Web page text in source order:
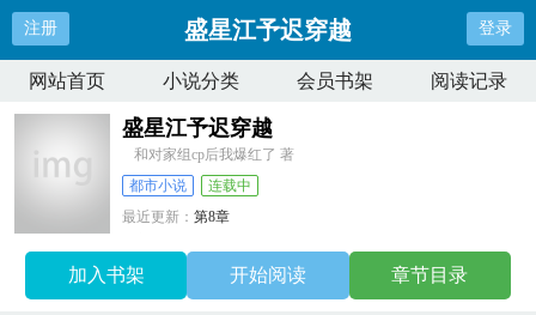
注册 盛星江予迟穿越 登录
网站首页 小说分类 会员书架 阅读记录
盛星江予迟穿越
和对家组cp后我爆红了 著
都市小说
连载中
最近更新：第8章
加入书架 开始阅读 章节目录